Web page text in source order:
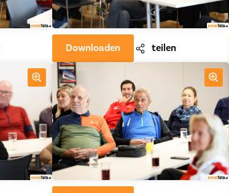
Downloaden teilen